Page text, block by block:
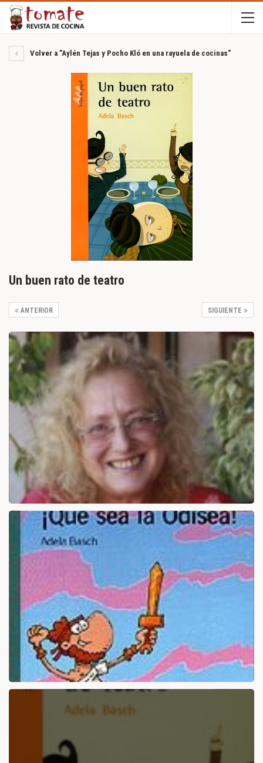
Volver a "Aylén Tejas y Pocho Kló en una rayuela de cocinas"
Un buen rato de teatro
SIGUIENTE
ANTERIOR